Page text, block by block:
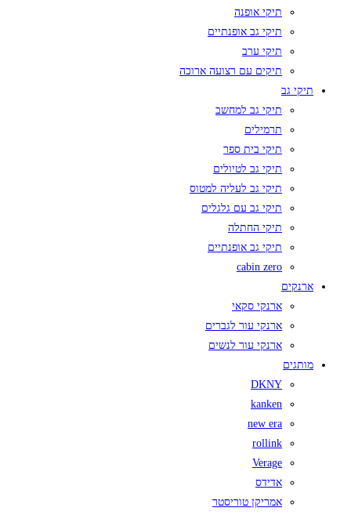
תיקי אופנה
תיקי גב אופנתיים
תיקי ערב
תיקים עם רצועה ארוכה
תיקי גב
תיקי גב למחשב
תרמילים
תיקי בית ספר
תיקי גב לטיולים
תיקי גב לעליה למטוס
תיקי גב עם גלגלים
תיקי החתלה
תיקי גב אופנתיים
cabin zero
ארנקים
ארנקי סקאי
ארנקי עור לגברים
ארנקי עור לנשים
מותגים
DKNY
kanken
new era
rollink
Verage
אדידס
אמריקן טוריסטר